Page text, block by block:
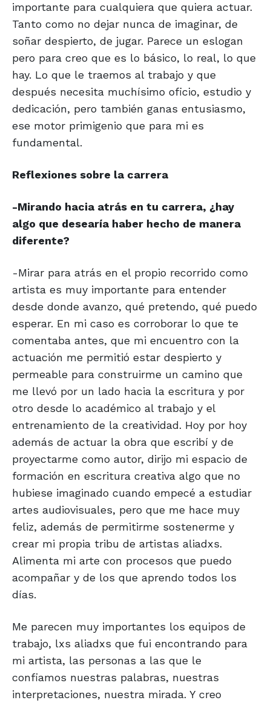
importante para cualquiera que quiera actuar.
Tanto como no dejar nunca de imaginar, de
soñar despierto, de jugar. Parece un eslogan
pero para creo que es lo básico, lo real, lo que
hay. Lo que le traemos al trabajo y que
después necesita muchísimo oficio, estudio y
dedicación, pero también ganas entusiasmo,
ese motor primigenio que para mi es
fundamental.
Reflexiones sobre la carrera
-Mirando hacia atrás en tu carrera, ¿hay
algo que desearía haber hecho de manera
diferente?
-Mirar para atrás en el propio recorrido como
artista es muy importante para entender
desde donde avanzo, qué pretendo, qué puedo
esperar. En mi caso es corroborar lo que te
comentaba antes, que mi encuentro con la
actuación me permitió estar despierto y
permeable para construirme un camino que
me llevó por un lado hacia la escritura y por
otro desde lo académico al trabajo y el
entrenamiento de la creatividad. Hoy por hoy
además de actuar la obra que escribí y de
proyectarme como autor, dirijo mi espacio de
formación en escritura creativa algo que no
hubiese imaginado cuando empecé a estudiar
artes audiovisuales, pero que me hace muy
feliz, además de permitirme sostenerme y
crear mi propia tribu de artistas aliadxs.
Alimenta mi arte con procesos que puedo
acompañar y de los que aprendo todos los
días.
Me parecen muy importantes los equipos de
trabajo, lxs aliadxs que fui encontrando para
mi artista, las personas a las que le
confiamos nuestras palabras, nuestras
interpretaciones, nuestra mirada. Y creo